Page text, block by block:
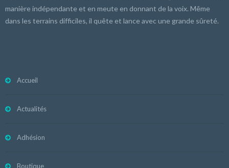
manière indépendante et en meute en donnant de la voix. Même
dans les terrains difficiles, il quête et lance avec une grande sûreté.
Accueil
Actualités
Adhésion
Boutique